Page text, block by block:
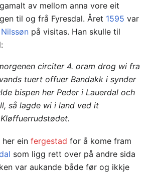
av mellom anna vore eit
til og frå Fyresdal. Året 1595 var
på visitas. Han skulle til
circiter 4. oram drog wi fra
tuert offuer Bandakk i synder
bispen her Peder i Lauerdal och
så lagde wi i land ved it
her ein fergestad for å kome fram
som ligg rett over på andre sida
var aukande både før og ikkje